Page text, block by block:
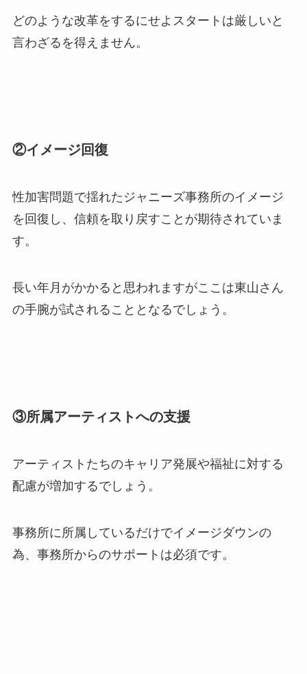
どのような改革をするにせよスタートは厳しいと
言わざるを得えません。
②イメージ回復
性加害問題で揺れたジャニーズ事務所のイメージ
を回復し、信頼を取り戻すことが期待されていま
す。
長い年月がかかると思われますがここは東山さん
の手腕が試されることとなるでしょう。
③所属アーティストへの支援
アーティストたちのキャリア発展や福祉に対する
配慮が増加するでしょう。
事務所に所属しているだけでイメージダウンの
為、事務所からのサポートは必須です。